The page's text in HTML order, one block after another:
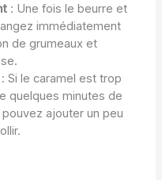
: Une fois le beurre et
immédiatement
de grumeaux et
Si le caramel est trop
quelques minutes de
ajouter un peu